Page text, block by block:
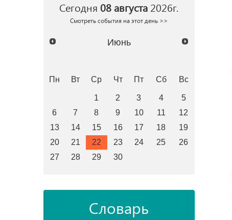
Сегодня 08 августа 2026г.
Смотреть события на этот день >>
Июнь
Пн Вт Ср Чт Пт Сб Вс
1 2 3 4
5
6
7 8 9 10 11
12
13
14 15 16 17 18
19
20
21 22 23 24 25
26
27
28 29 30
Словарь